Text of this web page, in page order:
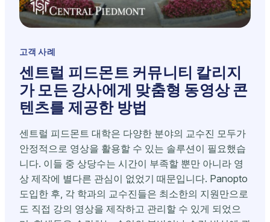
고객 사례
센트럴 피드몬트 커뮤니티 칼리지
가 모든 강사에게 맞춤형 동영상 콘
텐츠를 제공한 방법
센트럴 피드몬트 대학은 다양한 분야의 교수진 모두가
안정적으로 영상을 활용할 수 있는 솔루션이 필요했습
니다. 이들 중 상당수는 시간이 부족할 뿐만 아니라 영
상 제작에 별다른 관심이 없었기 때문입니다. Panopto
도입한 후, 각 학과의 교수진들은 최소한의 지원만으로
도 직접 강의 영상을 제작하고 관리할 수 있게 되었으